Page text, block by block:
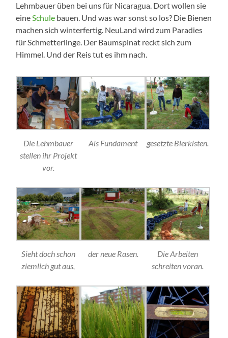
Lehmbauer üben bei uns für Nicaragua. Dort wollen sie
eineSchule bauen. Und was war sonst so los? Die Bienen
machen sich winterfertig. NeuLand wird zum Paradies
für Schmetterlinge. Der Baumspinat reckt sich zum
Himmel. Und der Reis tut es ihm nach.
Die Lehmbauer
stellen ihr Projekt
vor.
Als Fundament gesetzte Bierkisten.
Sieht doch schon
ziemlich gut aus,
der neue Rasen.
Die Arbeiten
schreiten voran.